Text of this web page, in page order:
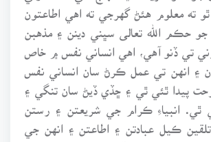
ته معلوم هئڻ گهرجي ته اهي اطاعتون
جو حڪم الله تعالى سڀني دينن ۽ مذهبن
تي ڏنو آهي، اهي انساني نفس ۾ خاص
۽ انهن تي عمل ڪرڻ سان انساني نفس
پيدا ٿئي ٿي ۽ ڇڏي ڏيڻ سان تنگي ۽
ٿي. انبياءِ ڪرام جي شريعتن ۽ رستن
ڪيل عبادتن ۽ اطاعتن ۽ انهن جي